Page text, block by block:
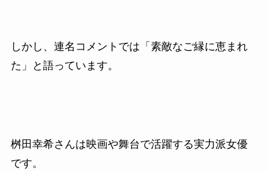
しかし、連名コメントでは「素敵なご縁に恵まれ
た」と語っています。
桝田幸希さんは映画や舞台で活躍する実力派女優
です。